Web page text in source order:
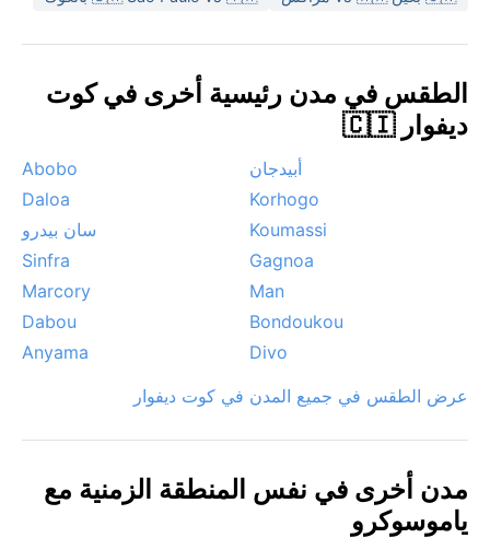
الرطوبة لكنها تحمل غباراً يخفض الرؤية أحياناً ويسبب جفافاً
في الحلق. ظاهرة أخرى هي العواصف الرعدية القصيرة التي
تهطل فجأة في موسم الأمطار، لكنها سرعان ما تزول لتخلف
خضرة كثيفة وروائح ترابية مميزة لا تُنسى.
الطقس في مدن رئيسية أخرى في كوت
ديفوار 🇨🇮
أبيدجان
Abobo
Korhogo
Daloa
Koumassi
سان بيدرو
Gagnoa
Sinfra
Man
Marcory
Bondoukou
Dabou
Divo
Anyama
عرض الطقس في جميع المدن في كوت ديفوار
مدن أخرى في نفس المنطقة الزمنية مع
ياموسوكرو